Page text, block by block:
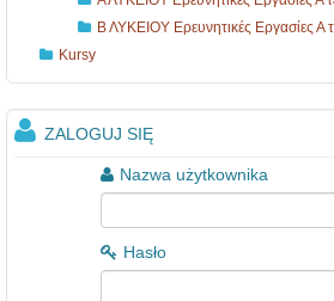
Β ΛΥΚΕΙΟΥ Ερευνητικές Εργασίες Α
Kursy
ZALOGUJ SIĘ
Nazwa użytkownika
Hasło